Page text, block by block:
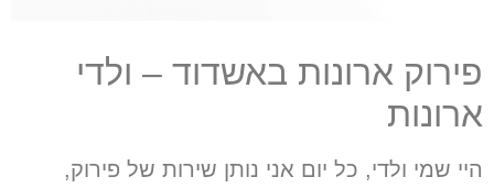
פירוק ארונות באשדוד – ולדי
ארונות
היי שמי ולדי, כל יום אני נותן שירות של פירוק,